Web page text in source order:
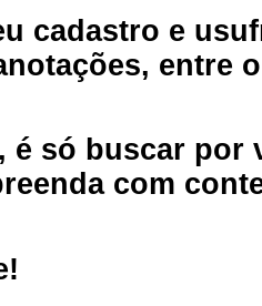
cadastro e
entre
é só buscar por
com